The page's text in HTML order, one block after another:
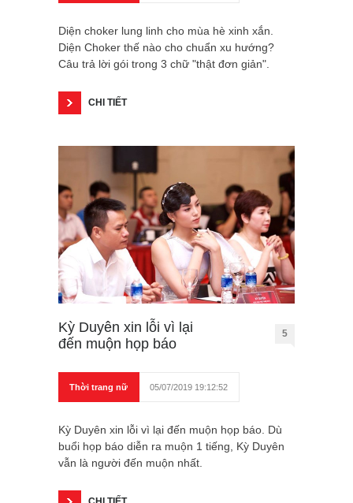
Diện choker lung linh cho mùa hè xinh xắn.
Diện Choker thế nào cho chuẩn xu hướng?
Câu trả lời gói trong 3 chữ "thật đơn giản".
CHI TIẾT
Kỳ Duyên xin lỗi vì lại
đến muộn họp báo
5
Thời trang nữ 05/07/2019 19:12:52
Kỳ Duyên xin lỗi vì lại đến muộn họp báo. Dù
buổi họp báo diễn ra muộn 1 tiếng, Kỳ Duyên
vẫn là người đến muộn nhất.